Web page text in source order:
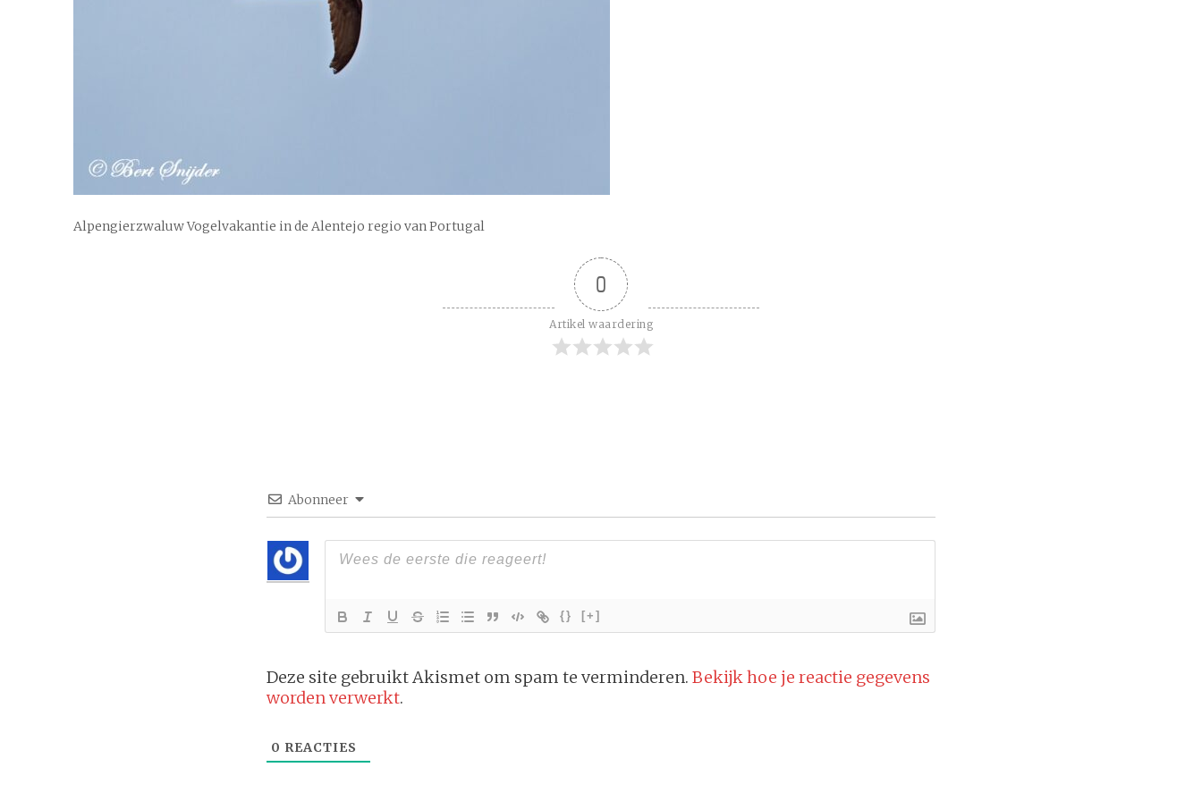
Alpengierzwaluw Vogelvakantie in de Alentejo regio van Portugal
0
Artikel waardering
Abonneer
{} [+]
Deze site gebruikt Akismet om spam te verminderen. Bekijk hoe je reactie gegevens
worden verwerkt.
0 REACTIES